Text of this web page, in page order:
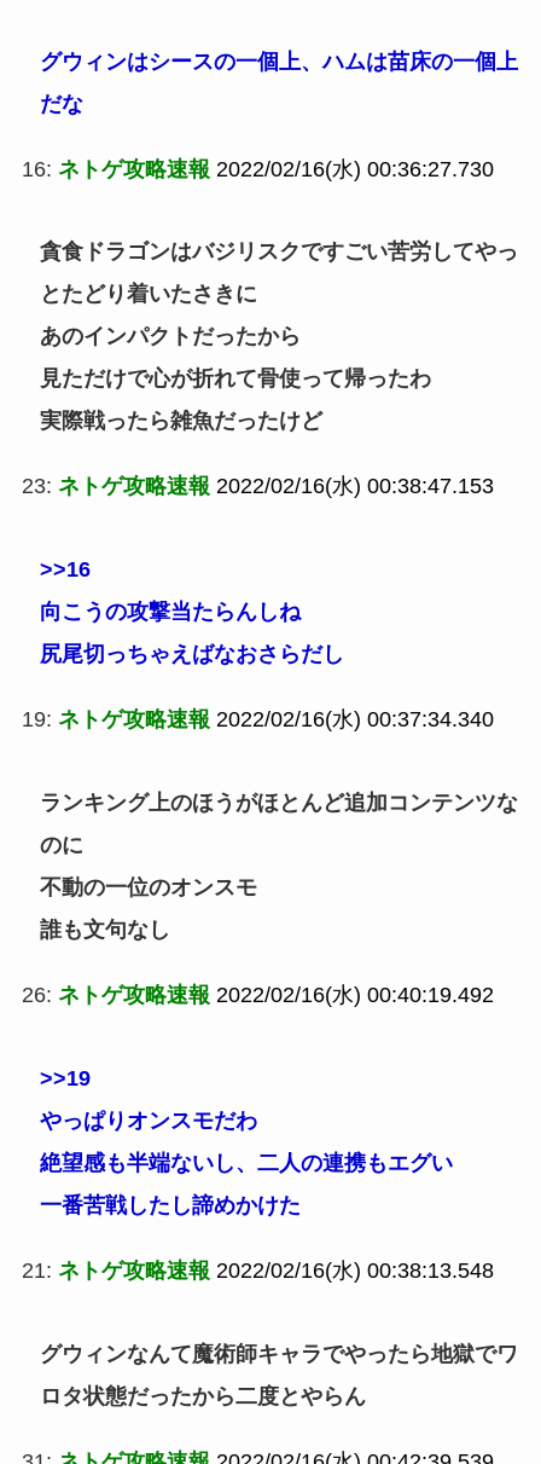
グウィンはシースの一個上、ハムは苗床の一個上
だな
16: ネトゲ攻略速報 2022/02/16(水) 00:36:27.730
貪食ドラゴンはバジリスクですごい苦労してやっ
とたどり着いたさきに
あのインパクトだったから
見ただけで心が折れて骨使って帰ったわ
実際戦ったら雑魚だったけど
23: ネトゲ攻略速報 2022/02/16(水) 00:38:47.153
>>16
向こうの攻撃当たらんしね
尻尾切っちゃえばなおさらだし
19: ネトゲ攻略速報 2022/02/16(水) 00:37:34.340
ランキング上のほうがほとんど追加コンテンツな
のに
不動の一位のオンスモ
誰も文句なし
26: ネトゲ攻略速報 2022/02/16(水) 00:40:19.492
>>19
やっぱりオンスモだわ
絶望感も半端ないし、二人の連携もエグい
一番苦戦したし諦めかけた
21: ネトゲ攻略速報 2022/02/16(水) 00:38:13.548
グウィンなんて魔術師キャラでやったら地獄でワ
ロタ状態だったから二度とやらん